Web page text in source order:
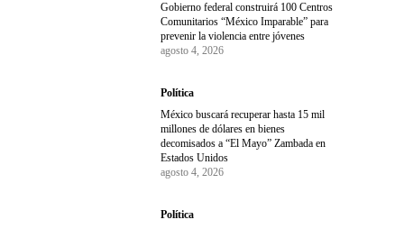
Gobierno federal construirá 100 Centros
Comunitarios “México Imparable” para
prevenir la violencia entre jóvenes
agosto 4, 2026
Política
México buscará recuperar hasta 15 mil
millones de dólares en bienes
decomisados a “El Mayo” Zambada en
Estados Unidos
agosto 4, 2026
Política